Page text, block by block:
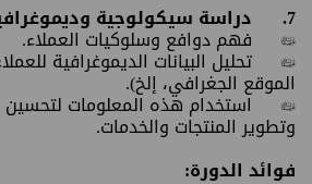
7.
دراسة سيكولوجية
• فهم دوافع وسلوكيات العملاء.
• تحليل البيانات الديموغرافية
الموقع الجغرافي، إلخ).
• استخدام هذه المعلومات لتحسين
وتطوير المنتجات والخدمات.
فوائد الدورة: